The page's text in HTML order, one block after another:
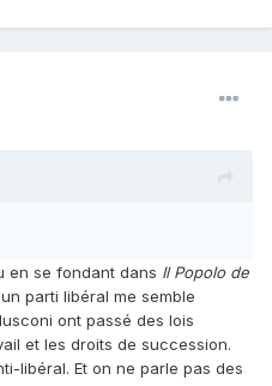
en se fondant dans Il Popolo de
parti libéral me semble
ont passé des lois
et les droits de succession.
libéral. Et on ne parle pas des